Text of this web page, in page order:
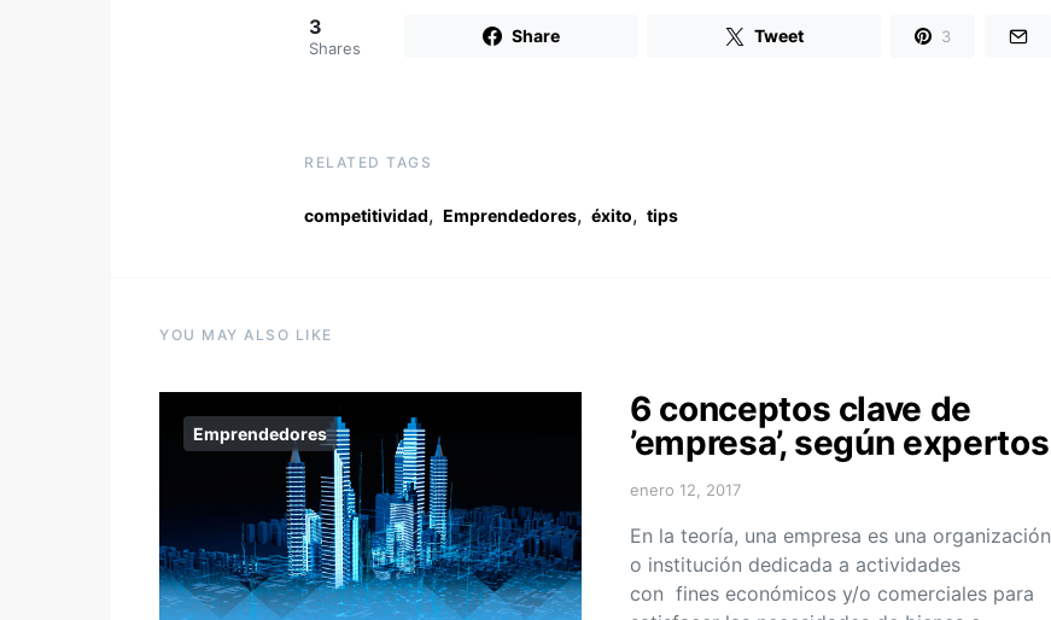
3
Shares
Share Tweet 3
RELATED TAGS
competitividad, Emprendedores, éxito, tips
YOU MAY ALSO LIKE
Emprendedores
6 conceptos clave de
’empresa’, según expertos
enero 12, 2017
En la teoría, una empresa es una organización
o institución dedicada a actividades
con fines económicos y/o comerciales para